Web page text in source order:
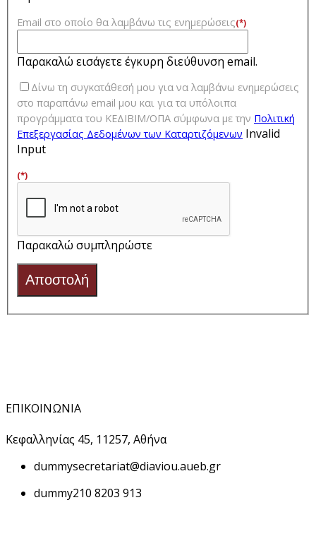
Email στο οποίο θα λαμβάνω τις ενημερώσεις(*)
Παρακαλώ εισάγετε έγκυρη διεύθυνση email.
Δίνω τη συγκατάθεσή μου για να λαμβάνω ενημερώσεις
στο παραπάνω email μου και για τα υπόλοιπα
προγράμματα του ΚΕΔΙΒΙΜ/ΟΠΑ σύμφωνα με την Πολιτική
Επεξεργασίας Δεδομένων των Kαταρτιζόμενων Invalid
Input
(*)
Παρακαλώ συμπληρώστε
Αποστολή
ΕΠΙΚΟΙΝΩΝΙΑ
Κεφαλληνίας 45, 11257, Αθήνα
dummysecretariat@diaviou.aueb.gr
dummy210 8203 913